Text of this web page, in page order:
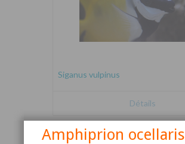
Siganus vulpinus
Détails
Amphiprion ocellaris